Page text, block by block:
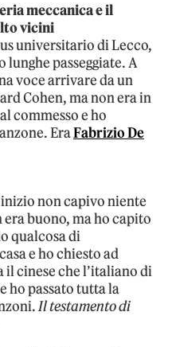
meccanica e il
vicini
universitario di Lecco,
passeggiate. A
voce arrivare da un
Cohen, ma non era in
commesso e ho
EraFabrizio De
non capivo niente
buono, ma ho capito
qualcosa di
e ho chiesto ad
cinese che l’italiano di
ho passato tutta la
Il testamento di